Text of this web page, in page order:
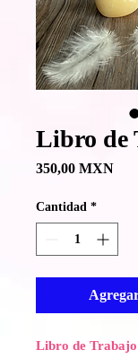
Libro de
350,00 MXN
Cantidad *
Libro de